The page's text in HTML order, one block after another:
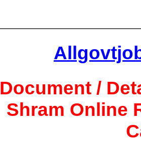
Document /
Shram Online